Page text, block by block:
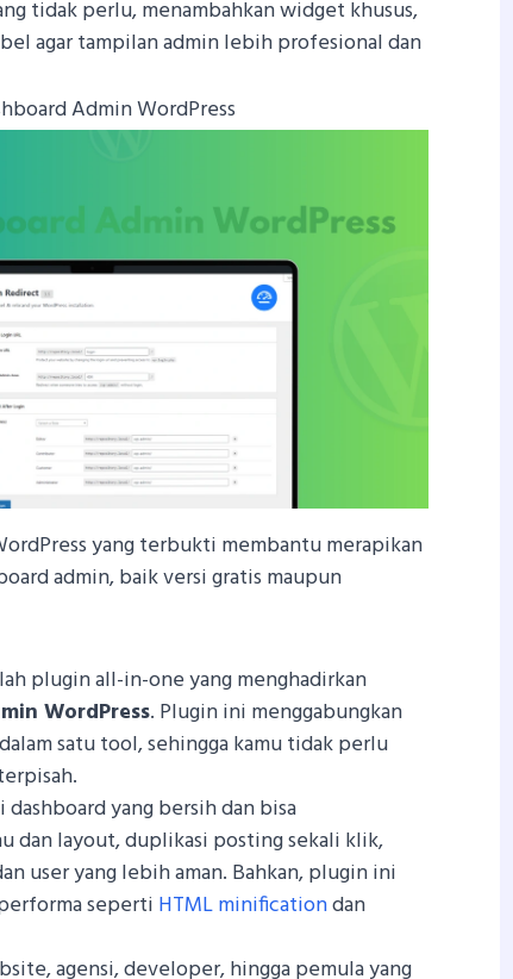
tidak perlu, menambahkan widget khusus,
agar tampilan admin lebih profesional dan
Admin WordPress
yang terbukti membantu merapikan
admin, baik versi gratis maupun
plugin all-in-one yang menghadirkan
WordPress. Plugin ini menggabungkan
satu tool, sehingga kamu tidak perlu
yang bersih dan bisa
dan layout, duplikasi posting sekali klik,
user yang lebih aman. Bahkan, plugin ini
seperti HTML minificationdan
agensi, developer, hingga pemula yang